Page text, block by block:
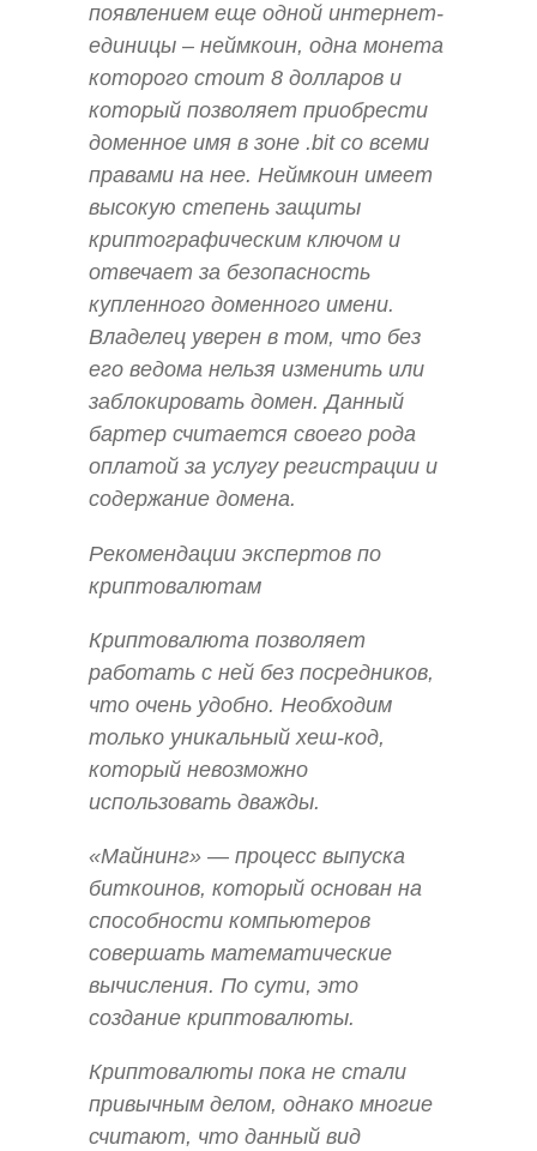
появлением еще одной интернет-
единицы – неймкоин, одна монета
которого стоит 8 долларов и
который позволяет приобрести
доменное имя в зоне .bit со всеми
правами на нее. Неймкоин имеет
высокую степень защиты
криптографическим ключом и
отвечает за безопасность
купленного доменного имени.
Владелец уверен в том, что без
его ведома нельзя изменить или
заблокировать домен. Данный
бартер считается своего рода
оплатой за услугу регистрации и
содержание домена.
Рекомендации экспертов по
криптовалютам
Криптовалюта позволяет
работать с ней без посредников,
что очень удобно. Необходим
только уникальный хеш-код,
который невозможно
использовать дважды.
«Майнинг» — процесс выпуска
биткоинов, который основан на
способности компьютеров
совершать математические
вычисления. По сути, это
создание криптовалюты.
Криптовалюты пока не стали
привычным делом, однако многие
считают, что данный вид